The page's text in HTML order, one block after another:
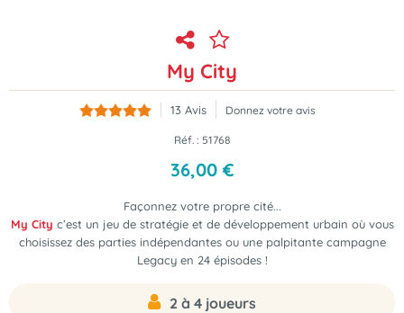
My City
13 Avis Donnez votre avis
Réf. : 51768
36,00 €
Façonnez votre propre cité...
My City c’est un jeu de stratégie et de développement urbain où vous
choisissez des parties indépendantes ou une palpitante campagne
Legacy en 24 épisodes !
2 à 4 joueurs